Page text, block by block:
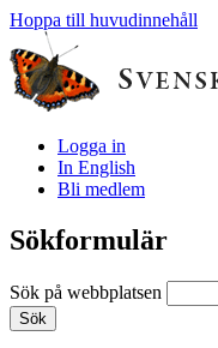
Hoppa till huvudinnehåll
Logga in
In English
Bli medlem
Sökformulär
Sök på webbplatsen